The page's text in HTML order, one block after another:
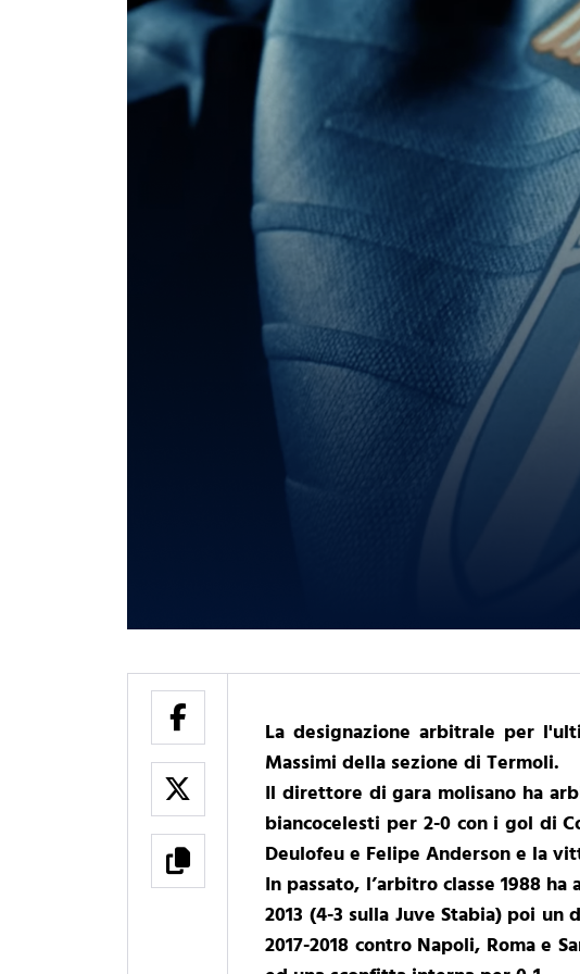
La designazione arbitrale per
Massimi della sezione di Termoli.
Il direttore di gara molisano ha
biancocelesti per 2-0 con i gol di
Deulofeu e Felipe Anderson e la
In passato, l’arbitro classe 1988
2013 (4-3 sulla Juve Stabia) poi
2017-2018 contro Napoli, Roma e